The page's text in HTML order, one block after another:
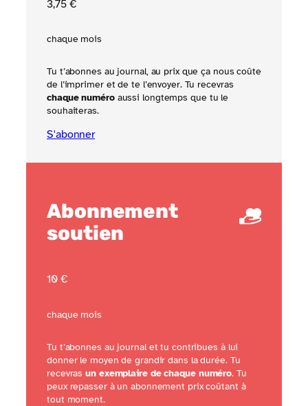
3,75€
chaque mois
Tu t’abonnes au journal, au prix que ça nous coûte
de l’imprimer et de te l’envoyer. Tu recevras
chaque numéroaussi longtemps que tu le
souhaiteras.
S'abonner
Abonnement
soutien
10 €
chaque mois
Tu t’abonnes au journal et tu contribues à lui
donner le moyen de grandir dans la durée. Tu
recevrasun exemplaire de chaque numéro. Tu
peux repasser à un abonnement prix coûtant à
tout moment.